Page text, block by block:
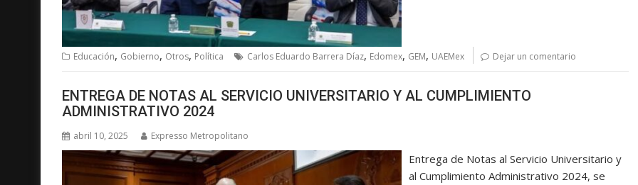
Educación, Gobierno, Otros, Política Carlos Eduardo Barrera Díaz, Edomex, GEM, UAEMex Dejar un comentario
ENTREGA DE NOTAS AL SERVICIO UNIVERSITARIO Y AL CUMPLIMIENTO
ADMINISTRATIVO 2024
abril 10, 2025 Expresso Metropolitano
Entrega de Notas al Servicio Universitario y
al Cumplimiento Administrativo 2024, se